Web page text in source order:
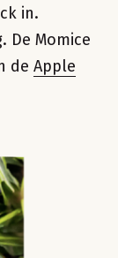
in.
De Momice
de Apple